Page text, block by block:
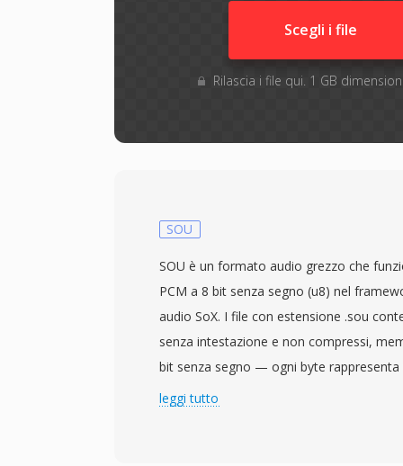
Scegli i file
Rilascia i file qui. 1 GB
SOU
SOU è un formato audio grezzo che
PCM a 8 bit senza segno (u8) nel
audio SoX. I file con estensione .sou
senza intestazione e non compressi,
bit senza segno — ogni byte rappresenta
ampiezza da 0 a 255, con 128 come
leggi tutto